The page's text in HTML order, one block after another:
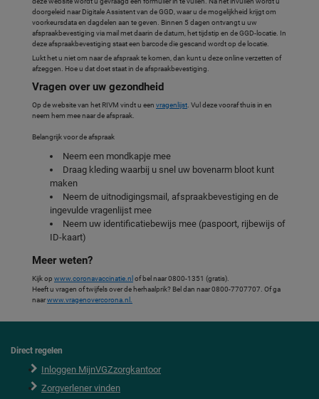
doorgeleid naar Digitale Assistent van de GGD, waar u de mogelijkheid krijgt om
voorkeursdata en dagdelen aan te geven. Binnen 5 dagen ontvangt u uw
afspraakbevestiging via mail met daarin de datum, het tijdstip en de GGD-locatie. In
deze afspraakbevestiging staat een barcode die gescand wordt op de locatie.
Lukt het u niet om naar de afspraak te komen, dan kunt u deze online verzetten of
afzeggen. Hoe u dat doet staat in de afspraakbevestiging.
Vragen over uw gezondheid
Op de website van het RIVM vindt u een vragenlijst . Vul deze vooraf thuis in en
neem hem mee naar de afspraak.
Belangrijk voor de afspraak
Neem een mondkapje mee
Draag kleding waarbij u snel uw bovenarm bloot kunt
maken
Neem de uitnodigingsmail, afspraakbevestiging en de
ingevulde vragenlijst mee
Neem uw identificatiebewijs mee (paspoort, rijbewijs of
ID-kaart)
Meer weten?
Kijk op www.coronavaccinatie.nl of bel naar 0800-1351 (gratis).
Heeft u vragen of twijfels over de herhaalprik? Bel dan naar 0800-7707707. Of ga
naarwww.vragenovercorona.nl.
Direct regelen
Inloggen MijnVGZzorgkantoor
Zorgverlener vinden